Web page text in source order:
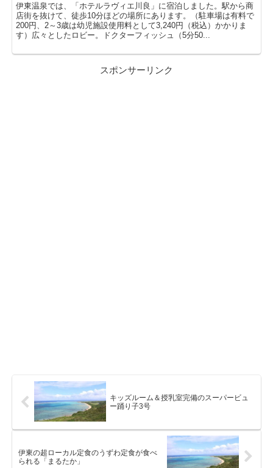
伊東温泉では、「ホテルラヴィエ川良」に宿泊しました。駅から商
店街を抜けて、徒歩10分ほどの場所にあります。（駐車場は有料で
200円、2～3歳は幼児施設使用料として3,240円（税込）かかりま
す）広々としたロビー。ドクターフィッシュ（5分50...
スポンサーリンク
キッズルーム＆授乳室完備のスーパービュ
ー踊り子3号
伊東の超ローカル定食のうずわ定食が食べ
られる「まるたか」